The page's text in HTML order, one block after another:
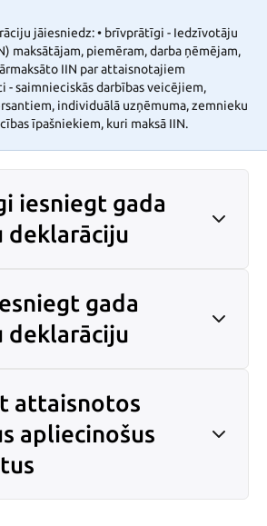
jāiesniedz: • brīvprātīgi - Iedzīvotāju
maksātājam, piemēram, darba ņēmējam,
IIN par attaisnotajiem
- saimnieciskās darbības veicējiem,
individuālā uzņēmuma, zemnieku
īpašniekiem, kuri maksā IIN.
iesniegt gada
deklarāciju
gada
deklarāciju
attaisnotos
apliecinošus